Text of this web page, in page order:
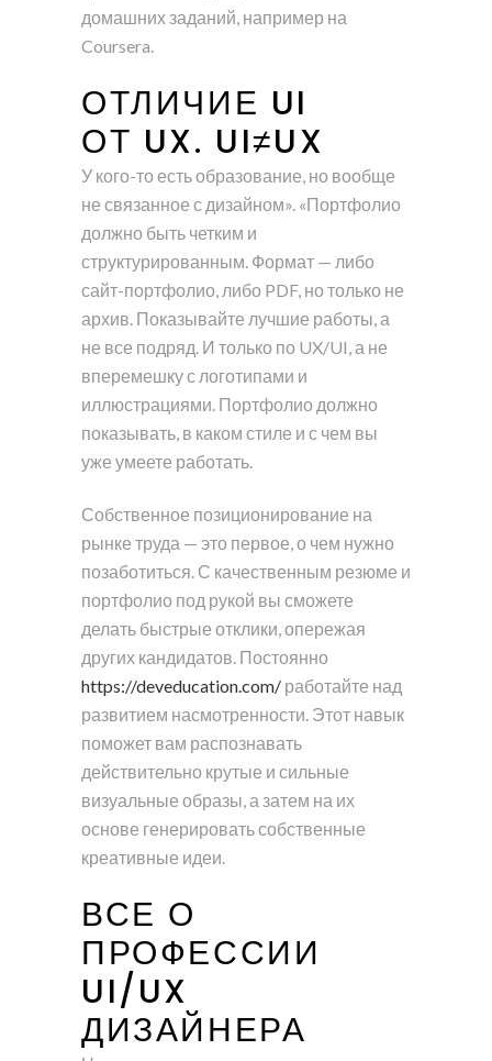
домашних заданий, например на
Coursera.
ОТЛИЧИЕ UI
ОТ UX. UI≠UX
У кого-то есть образование, но вообще
не связанное с дизайном». «Портфолио
должно быть четким и
структурированным. Формат — либо
сайт-портфолио, либо PDF, но только не
архив. Показывайте лучшие работы, а
не все подряд. И только по UX/UI, а не
вперемешку с логотипами и
иллюстрациями. Портфолио должно
показывать, в каком стиле и с чем вы
уже умеете работать.
Собственное позиционирование на
рынке труда — это первое, о чем нужно
позаботиться. С качественным резюме и
портфолио под рукой вы сможете
делать быстрые отклики, опережая
других кандидатов. Постоянно
https://deveducation.com/ работайте над
развитием насмотренности. Этот навык
поможет вам распознавать
действительно крутые и сильные
визуальные образы, а затем на их
основе генерировать собственные
креативные идеи.
ВСЕ О
ПРОФЕССИИ
UI/UX
ДИЗАЙНЕРА